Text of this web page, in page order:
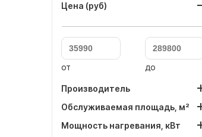
Цена (руб)
от до
Производитель
Обслуживаемая площадь, м²
Мощность нагревания, кВт